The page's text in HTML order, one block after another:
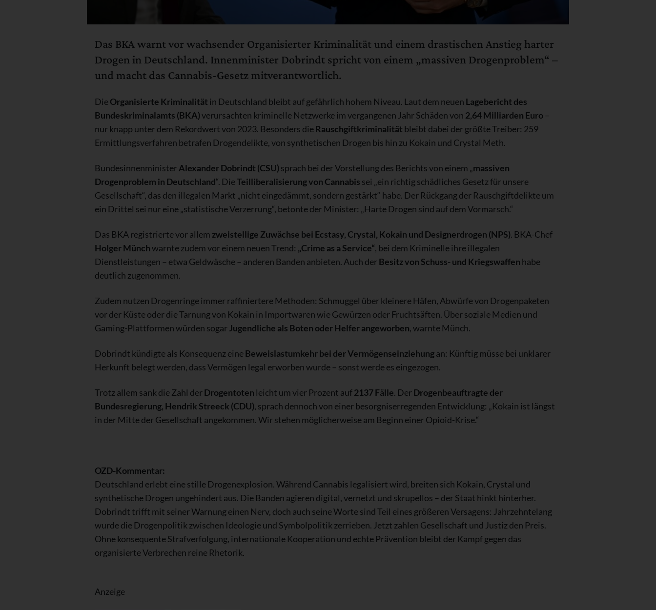
Das BKA warnt vor wachsender Organisierter Kriminalität und einem drastischen Anstieg harter
Drogen in Deutschland. Innenminister Dobrindt spricht von einem „massiven Drogenproblem“ –
und macht das Cannabis-Gesetz mitverantwortlich.
DieOrganisierte Kriminalität in Deutschland bleibt auf gefährlich hohem Niveau. Laut dem neuen Lagebericht des
Bundeskriminalamts (BKA)verursachten kriminelle Netzwerke im vergangenen Jahr Schäden von 2,64 Milliarden Euro–
nur knapp unter dem Rekordwert von 2023. Besonders dieRauschgiftkriminalität bleibt dabei der größte Treiber: 259
Ermittlungsverfahren betrafen Drogendelikte, von synthetischen Drogen bis hin zu Kokain und Crystal Meth.
BundesinnenministerAlexander Dobrindt (CSU) sprach bei der Vorstellung des Berichts von einem „massiven
Drogenproblem in Deutschland“. DieTeilliberalisierung von Cannabis sei „ein richtig schädliches Gesetz für unsere
Gesellschaft“, das den illegalen Markt „nicht eingedämmt, sondern gestärkt“ habe. Der Rückgang der Rauschgiftdelikte um
ein Drittel sei nur eine „statistische Verzerrung“, betonte der Minister: „Harte Drogen sind auf dem Vormarsch.“
Das BKA registrierte vor allem zweistellige Zuwächse bei Ecstasy, Crystal, Kokain und Designerdrogen (NPS). BKA-Chef
Holger Münchwarnte zudem vor einem neuen Trend: „Crime as a Service“, bei dem Kriminelle ihre illegalen
Dienstleistungen – etwa Geldwäsche – anderen Banden anbieten. Auch derBesitz von Schuss- und Kriegswaffen habe
deutlich zugenommen.
Zudem nutzen Drogenringe immer raffiniertere Methoden: Schmuggel über kleinere Häfen, Abwürfe von Drogenpaketen
vor der Küste oder die Tarnung von Kokain in Importwaren wie Gewürzen oder Fruchtsäften. Über soziale Medien und
Gaming-Plattformen würden sogarJugendliche als Boten oder Helfer angeworben, warnte Münch.
Dobrindt kündigte als Konsequenz eineBeweislastumkehr bei der Vermögenseinziehungan: Künftig müsse bei unklarer
Herkunft belegt werden, dass Vermögen legal erworben wurde – sonst werde es eingezogen.
Trotz allem sank die Zahl derDrogentoten leicht um vier Prozent auf2137 Fälle. DerDrogenbeauftragte der
Bundesregierung, Hendrik Streeck (CDU), sprach dennoch von einer besorgniserregenden Entwicklung: „Kokain ist längst
in der Mitte der Gesellschaft angekommen. Wir stehen möglicherweise am Beginn einer Opioid-Krise.“
OZD-Kommentar:
Deutschland erlebt eine stille Drogenexplosion. Während Cannabis legalisiert wird, breiten sich Kokain, Crystal und
synthetische Drogen ungehindert aus. Die Banden agieren digital, vernetzt und skrupellos – der Staat hinkt hinterher.
Dobrindt trifft mit seiner Warnung einen Nerv, doch auch seine Worte sind Teil eines größeren Versagens: Jahrzehntelang
wurde die Drogenpolitik zwischen Ideologie und Symbolpolitik zerrieben. Jetzt zahlen Gesellschaft und Justiz den Preis.
Ohne konsequente Strafverfolgung, internationale Kooperation und echte Prävention bleibt der Kampf gegen das
organisierte Verbrechen reine Rhetorik.
Anzeige